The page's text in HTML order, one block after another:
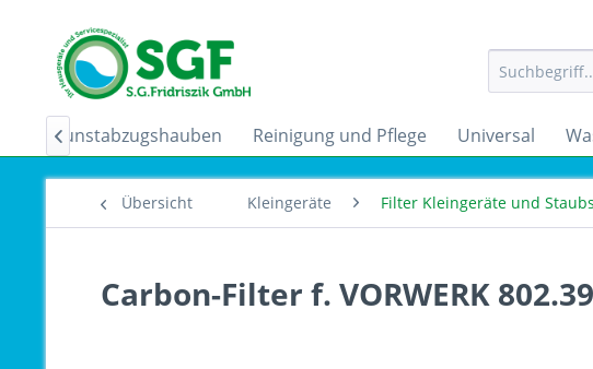
Dunstabzugshauben Reinigung und Pflege Universal

Übersicht Kleingeräte Filter Kleingeräte und
Carbon-Filter f. VORWERK